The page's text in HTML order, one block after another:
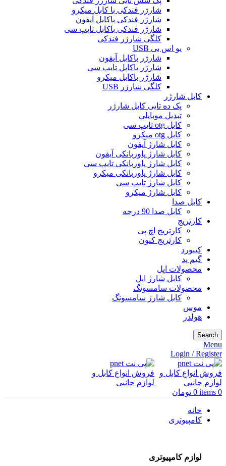
شارژر فندکی با کابل میکرو
شارژر فندکی باکابل آیفون
شارژر فندکی باکابل تایپ سی
کلگی شارژر فندکی
یو اس بی USB
شارژر باکابل آیفون
شارژر باکابل تایپ سی
شارژر باکابل میکرو
کلگی شارژر USB
کابل شارژر
پک ده تایی کابل شارژر
تبدیل موبایلی
کابل otg تایپ سی
کابل otg میکرو
کابل شارژ آیفون
کابل شارژ پاوربانکی آیفون
کابل شارژ پاوربانکی تایپ سی
کابل شارژ پاوربانکی میکرو
کابل شارژ تایپ سی
کابل شارژ میکرو
کابل صدا
کابل صدا 90 درجه
کارتریج
کارتریج اچ پی
کارتریج کنون
کیبورد
گیم پد
محصولات اپل
کابل شارژ اپل
محصولات سامسونگ
کابل شارژ سامسونگ
موس
هولدر
Search
Menu
Login / Register
0
items
0 تومان
خانه
کامپیوتری
لوازم کامپیوتری